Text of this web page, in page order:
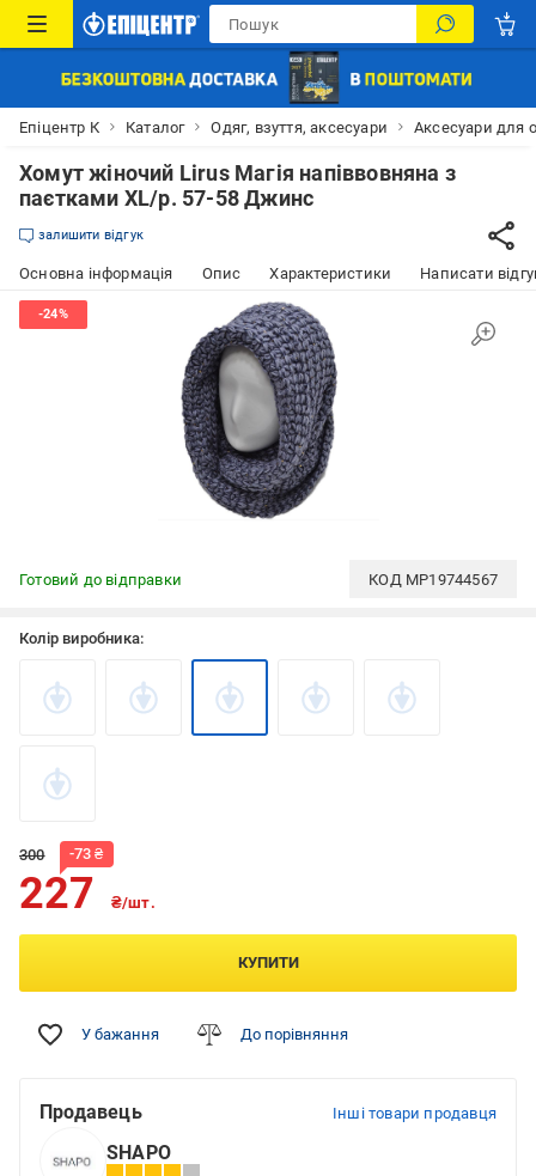
Епіцентр К Каталог Одяг, взуття, аксесуари Аксесуари для
Хомут жіночий Lirus Магія напіввовняна з
паєтками ХL/р. 57-58 Джинс
залишити відгук
Основна інформація Опис Характеристики Написати
Готовий до відправки КОД MP19744567
Колір виробника:
300 -73 ₴
227 ₴/шт.
КУПИТИ
У бажання До порівняння
Продавець Інші товари продавця
SHAPO